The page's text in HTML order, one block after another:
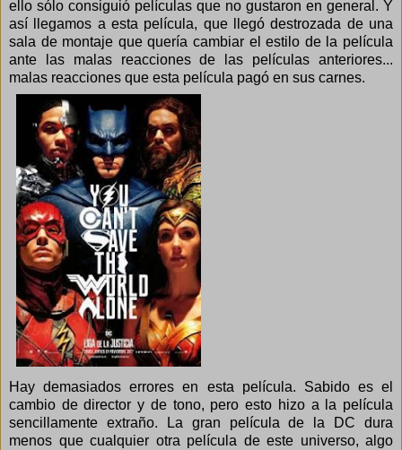
ello sólo consiguió películas que no gustaron en general. Y
así llegamos a esta película, que llegó destrozada de una
sala de montaje que quería cambiar el estilo de la película
ante las malas reacciones de las películas anteriores...
malas reacciones que esta película pagó en sus carnes.
Hay demasiados errores en esta película. Sabido es el
cambio de director y de tono, pero esto hizo a la película
sencillamente extraño. La gran película de la DC dura
menos que cualquier otra película de este universo, algo